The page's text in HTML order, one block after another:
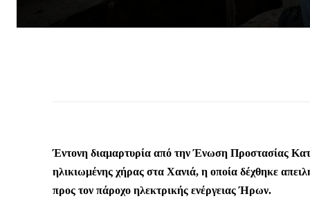
Έντονη διαμαρτυρία από την Ένωση Προστασίας
ηλικιωμένης χήρας στα Χανιά, η οποία δέχθηκε
προς τον πάροχο ηλεκτρικής ενέργειας Ήρων.